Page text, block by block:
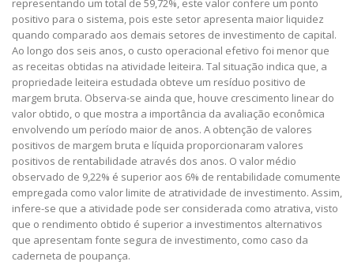
representando um total de 59,72%, este valor confere um ponto
positivo para o sistema, pois este setor apresenta maior liquidez
quando comparado aos demais setores de investimento de capital.
Ao longo dos seis anos, o custo operacional efetivo foi menor que
as receitas obtidas na atividade leiteira. Tal situação indica que, a
propriedade leiteira estudada obteve um resíduo positivo de
margem bruta. Observa-se ainda que, houve crescimento linear do
valor obtido, o que mostra a importância da avaliação econômica
envolvendo um período maior de anos. A obtenção de valores
positivos de margem bruta e líquida proporcionaram valores
positivos de rentabilidade através dos anos. O valor médio
observado de 9,22% é superior aos 6% de rentabilidade comumente
empregada como valor limite de atratividade de investimento. Assim,
infere-se que a atividade pode ser considerada como atrativa, visto
que o rendimento obtido é superior a investimentos alternativos
que apresentam fonte segura de investimento, como caso da
caderneta de poupança.